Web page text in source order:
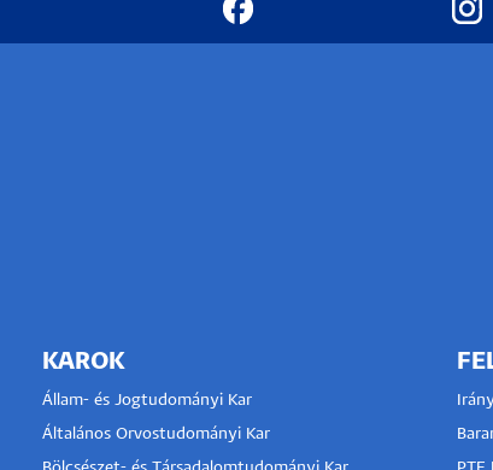
KAROK
Állam- és Jogtudományi Kar
Általános Orvostudományi Kar